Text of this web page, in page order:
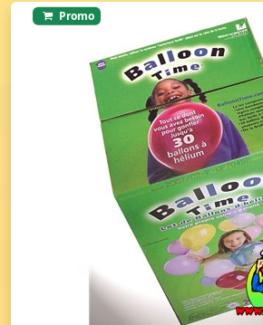
Promo